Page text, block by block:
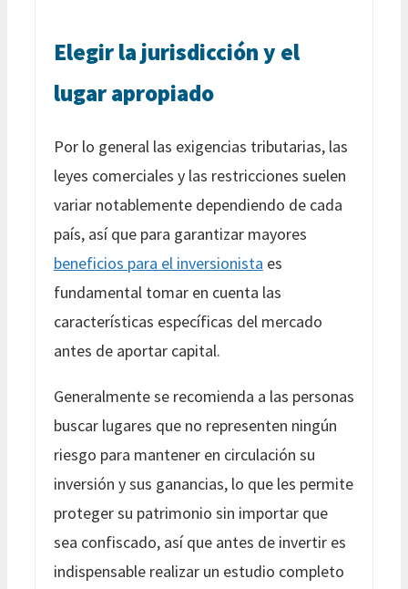
Elegir la jurisdicción y el
lugar apropiado
Por lo general las exigencias tributarias, las
leyes comerciales y las restricciones suelen
variar notablemente dependiendo de cada
país, así que para garantizar mayores
beneficios para el inversionista es
fundamental tomar en cuenta las
características específicas del mercado
antes de aportar capital.
Generalmente se recomienda a las personas
buscar lugares que no representen ningún
riesgo para mantener en circulación su
inversión y sus ganancias, lo que les permite
proteger su patrimonio sin importar que
sea confiscado, así que antes de invertir es
indispensable realizar un estudio completo